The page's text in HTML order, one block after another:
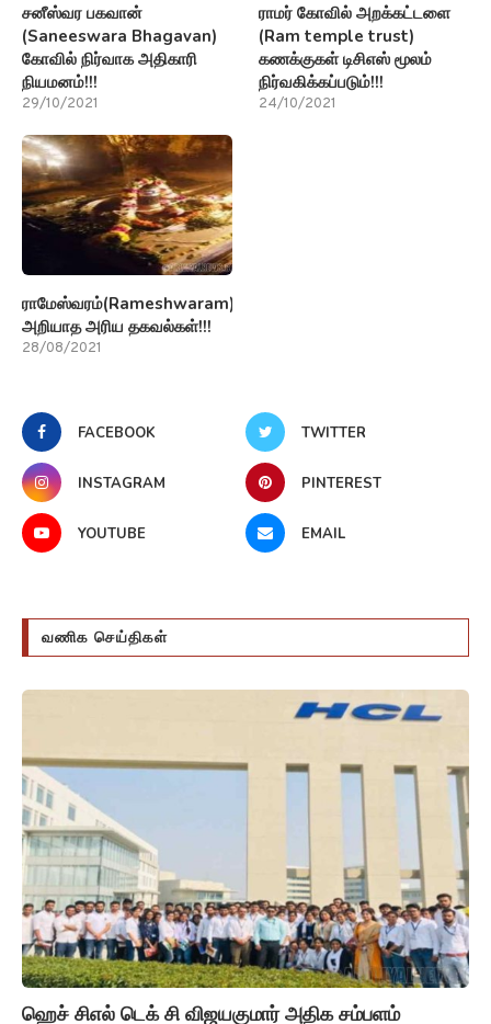
சனீஸ்வர பகவான்
(Saneeswara Bhagavan)
கோவில் நிர்வாக அதிகாரி
நியமனம்!!!
29/10/2021
ராமர் கோவில் அறக்கட்டளை
(Ram temple trust)
கணக்குகள் டிசிஎஸ் மூலம்
நிர்வகிக்கப்படும்!!!
24/10/2021
ராமேஸ்வரம்(Rameshwaram)பற்றி
அறியாத அரிய தகவல்கள்!!!
28/08/2021
FACEBOOK TWITTER
INSTAGRAM PINTEREST
YOUTUBE EMAIL
வணிக செய்திகள்
ஹெச் சிஎல் டெக் சி விஜயகுமார் அதிக சம்பளம்